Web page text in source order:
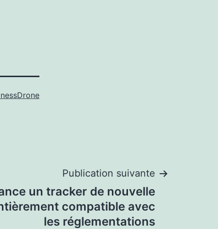
Publication suivante
un tracker de nouvelle
compatible avec
les réglementations